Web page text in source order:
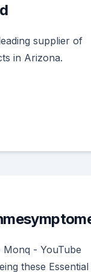
supplier of
in Arizona.
Monq - YouTube
these Essential